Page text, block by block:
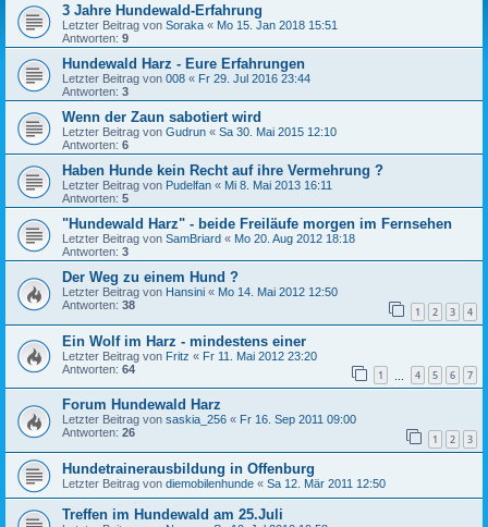
3 Jahre Hundewald-Erfahrung
Letzter Beitrag von Soraka « Mo 15. Jan 2018 15:51
Antworten: 9
Hundewald Harz - Eure Erfahrungen
Letzter Beitrag von 008 « Fr 29. Jul 2016 23:44
Antworten: 3
Wenn der Zaun sabotiert wird
Letzter Beitrag von Gudrun « Sa 30. Mai 2015 12:10
Antworten: 6
Haben Hunde kein Recht auf ihre Vermehrung ?
Letzter Beitrag von Pudelfan « Mi 8. Mai 2013 16:11
Antworten: 5
"Hundewald Harz" - beide Freiläufe morgen im Fernsehen
Letzter Beitrag von SamBriard « Mo 20. Aug 2012 18:18
Antworten: 3
Der Weg zu einem Hund ?
Letzter Beitrag von Hansini « Mo 14. Mai 2012 12:50
Antworten: 38 1 2 3 4
Ein Wolf im Harz - mindestens einer
Letzter Beitrag von Fritz « Fr 11. Mai 2012 23:20
Antworten: 64 1 4 5 6 7
Forum Hundewald Harz
Letzter Beitrag von saskia_256 « Fr 16. Sep 2011 09:00
Antworten: 26 1 2 3
Hundetrainerausbildung in Offenburg
Letzter Beitrag von diemobilenhunde « Sa 12. Mär 2011 12:50
Treffen im Hundewald am 25.Juli